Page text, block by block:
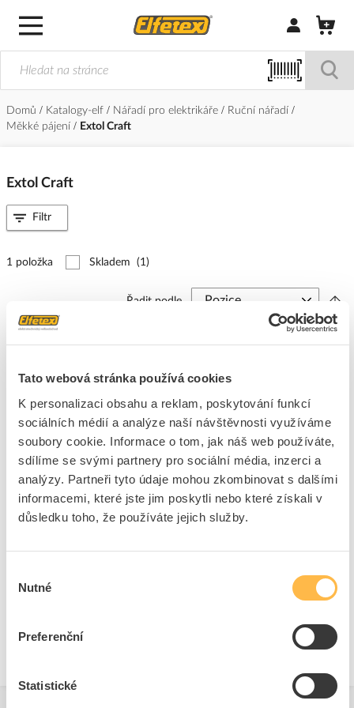
Tato webová stránka používá cookies
K personalizaci obsahu a reklam, poskytování funkcí
sociálních médií a analýze naší návštěvnosti využíváme
soubory cookie. Informace o tom, jak náš web používáte,
sdílíme se svými partnery pro sociální média, inzerci a
analýzy. Partneři tyto údaje mohou zkombinovat s dalšími
informacemi, které jste jim poskytli nebo které získali v
důsledku toho, že používáte jejich služby.
souhlasu
Nutné
Preferenční
Statistické
Přihlásit/
Domů Katalogy-elf Nářadí pro elektrikáře
Ruční nářadí
Měkké pájení
Extol Craft
Extol Craft
1 položka Skladem (1)
Řadit podle
Kód ELFETEX
10.042.088
Kód výrobce
9921
Značka
EXTOL CRAFT
Cena s DPH 487,18 Kč/ks
ks do košíku
Zobrazit
Filtr